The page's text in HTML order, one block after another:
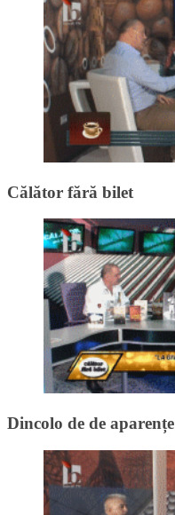
Călător fără bilet
Dincolo de de aparențe